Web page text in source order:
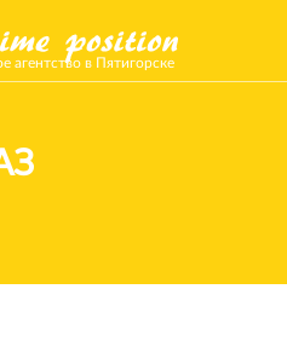
агентство в Пятигорске